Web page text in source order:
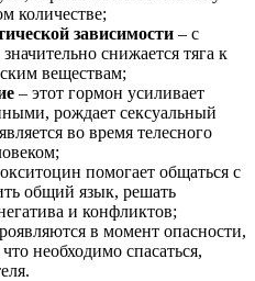
количестве;
зависимости – с
снижается тяга к
веществам;
– этот гормон усиливает
рождает сексуальный
во время телесного
помогает общаться с
общий язык, решать
и конфликтов;
в момент опасности,
необходимо спасаться,